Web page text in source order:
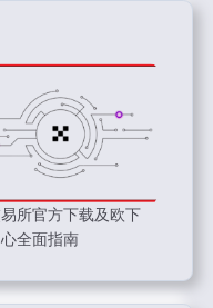
所官方下载及欧下
全面指南